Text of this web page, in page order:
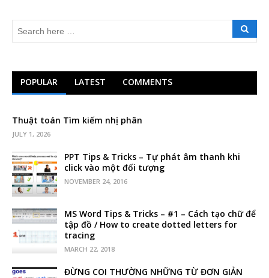
POPULAR LATEST COMMENTS
Thuật toán Tìm kiếm nhị phân
JULY 1, 2026
PPT Tips & Tricks – Tự phát âm thanh khi
click vào một đối tượng
NOVEMBER 24, 2016
MS Word Tips & Tricks – #1 – Cách tạo chữ để
tập đồ / How to create dotted letters for
tracing
MARCH 22, 2018
ĐỪNG COI THƯỜNG NHỮNG TỪ ĐƠN GIẢN